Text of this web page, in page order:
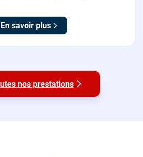
En savoir plus
nos prestations